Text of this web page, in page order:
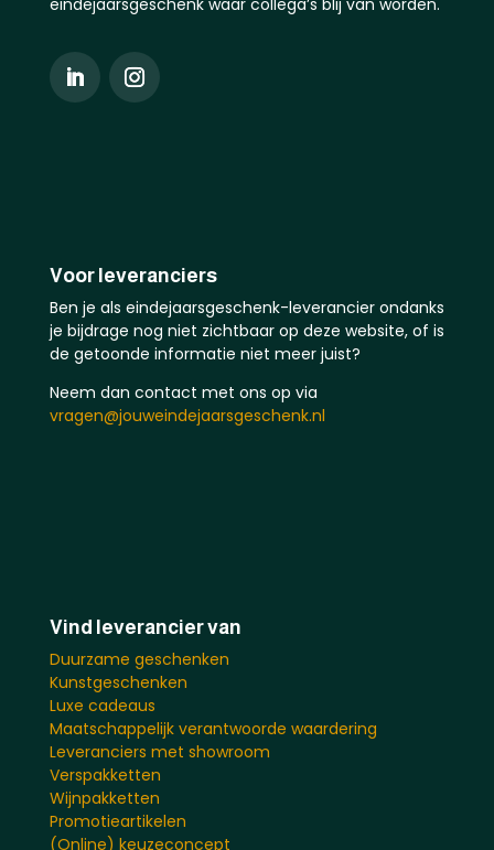
eindejaarsgeschenk waar collega’s blij van worden.
Voor leveranciers
Ben je als eindejaarsgeschenk-leverancier ondanks
je bijdrage nog niet zichtbaar op deze website, of is
de getoonde informatie niet meer juist?
Neem dan contact met ons op via
vragen@jouweindejaarsgeschenk.nl
Vind leverancier van
Duurzame geschenken
Kunstgeschenken
Luxe cadeaus
Maatschappelijk verantwoorde waardering
Leveranciers met showroom
Verspakketten
Wijnpakketten
Promotieartikelen
(Online) keuzeconcept